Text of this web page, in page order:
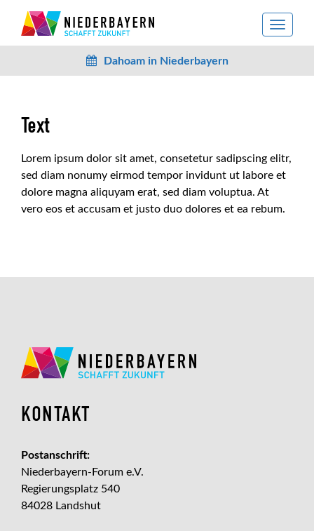
toggle
Dahoam in Niederbayern
Text
Lorem ipsum dolor sit amet, consetetur sadipscing elitr,
sed diam nonumy eirmod tempor invidunt ut labore et
dolore magna aliquyam erat, sed diam voluptua. At
vero eos et accusam et justo duo dolores et ea rebum.
KONTAKT
Postanschrift:
Niederbayern-Forum e.V.
Regierungsplatz 540
84028 Landshut